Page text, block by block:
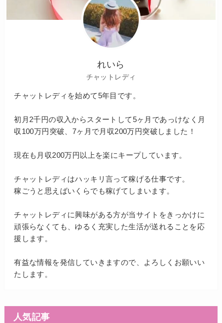
れいら
チャットレディ
チャットレディを始めて5年目です。
初月2千円の収入からスタートして5ヶ月であっけなく月
収100万円突破、7ヶ月で月収200万円突破しました！
現在も月収200万円以上を楽にキープしています。
チャットレディはハッキリ言って稼げる仕事です。
稼ごうと思えばいくらでも稼げてしまいます。
チャットレディに興味がある方が当サイトをきっかけに
頑張らなくても、ゆるく充実した生活が送れることを応
援します。
有益な情報を発信していきますので、よろしくお願いい
たします。
人気記事